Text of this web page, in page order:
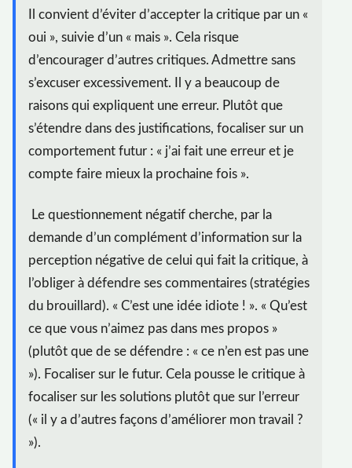
Il convient d’éviter d’accepter la critique par un «
oui », suivie d’un « mais ». Cela risque
d’encourager d’autres critiques. Admettre sans
s’excuser excessivement. Il y a beaucoup de
raisons qui expliquent une erreur. Plutôt que
s’étendre dans des justifications, focaliser sur un
comportement futur : « j’ai fait une erreur et je
compte faire mieux la prochaine fois ».
Le questionnement négatif cherche, par la
demande d’un complément d’information sur la
perception négative de celui qui fait la critique, à
l’obliger à défendre ses commentaires (stratégies
du brouillard). « C’est une idée idiote ! ». « Qu’est
ce que vous n’aimez pas dans mes propos »
(plutôt que de se défendre : « ce n’en est pas une
»). Focaliser sur le futur. Cela pousse le critique à
focaliser sur les solutions plutôt que sur l’erreur
(« il y a d’autres façons d’améliorer mon travail ?
»).